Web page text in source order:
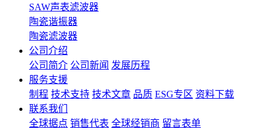
SAW声表滤波器
陶瓷谐振器
陶瓷滤波器
公司介绍
公司简介 公司新闻 发展历程
服务支援
制程 技术支持 技术文章 品质 ESG专区 资料下载
联系我们
全球据点 销售代表 全球经销商 留言表单